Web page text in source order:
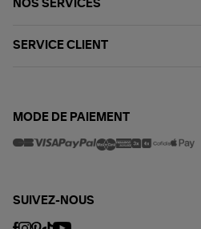
NOS SERVICES
SERVICE CLIENT
MODE DE PAIEMENT
SUIVEZ-NOUS